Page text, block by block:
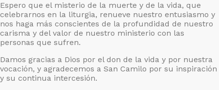
Espero que el misterio de la muerte y de la vida, que
celebrarnos en la liturgia, renueve nuestro entusiasmo y
nos haga más conscientes de la profundidad de nuestro
carisma y del valor de nuestro ministerio con las
personas que sufren.
Damos gracias a Dios por el don de la vida y por nuestra
vocación, y agradecemos a San Camilo por su inspiración
y su continua intercesión.